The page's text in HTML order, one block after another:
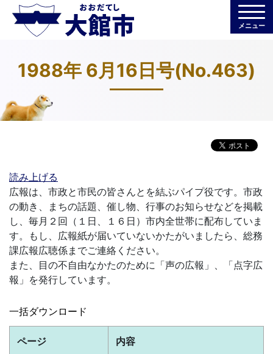
メニュー
1988年 6月16日号(No.463)
読み上げる
広報は、市政と市民の皆さんとを結ぶパイプ役です。市政
の動き、まちの話題、催し物、行事のお知らせなどを掲載
し、毎月２回（１日、１６日）市内全世帯に配布していま
す。もし、広報紙が届いていないかたがいましたら、総務
課広報広聴係までご連絡ください。
また、目の不自由なかたのために「声の広報」、「点字広
報」を発行しています。
一括ダウンロード
ページ 内容